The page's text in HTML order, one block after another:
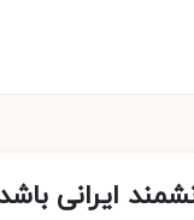
ایرانی باشد